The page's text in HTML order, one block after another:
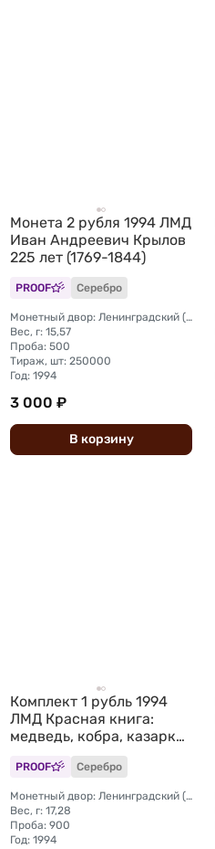
Монета 2 рубля 1994 ЛМД
Иван Андреевич Крылов
225 лет (1769-1844)
PROOF Серебро
Монетный двор: Ленинградский (ЛМД)
Вес, г: 15,57
Проба: 500
Тираж, шт: 250000
Год: 1994
3 000 ₽
В корзину
Комплект 1 рубль 1994
ЛМД Красная книга:
медведь, кобра, казарка
(запайка)
PROOF Серебро
Монетный двор: Ленинградский (ЛМД)
Вес, г: 17,28
Проба: 900
Год: 1994